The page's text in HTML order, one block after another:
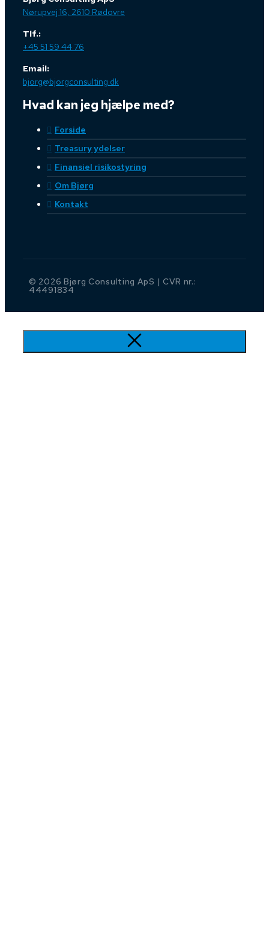
Nørupvej 16, 2610 Rødovre
Tlf.:
+45 51 59 44 76
Email:
bjorg@bjorgconsulting.dk
Hvad kan jeg hjælpe med?
Forside
Treasury ydelser
Finansiel risikostyring
Om Bjørg
Kontakt
© 2026 Bjørg Consulting ApS | CVR nr.:
44491834